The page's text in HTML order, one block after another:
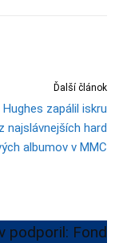
Ďalší článok
Hughes zapálil iskru
najslávnejších hard
albumov v MMC
podporil: Fond